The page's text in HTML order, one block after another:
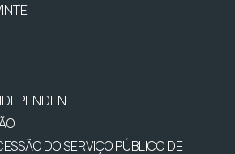
DO SERVIÇO PÚBLICO DE